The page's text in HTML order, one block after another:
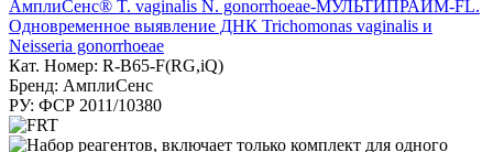
АмплиСенс® T. vaginalis N. gonorrhoeae-МУЛЬТИПРАЙМ-FL.
Одновременное выявление ДНК Trichomonas vaginalis и
Neisseria gonorrhoeae
Кат. Номер: R-B65-F(RG,iQ)
Бренд: АмплиСенс
РУ: ФСР 2011/10380